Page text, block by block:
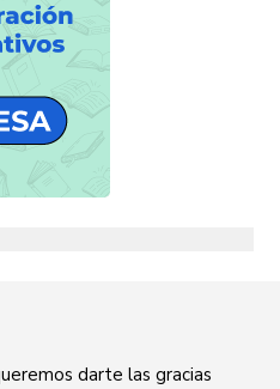
darte las gracias